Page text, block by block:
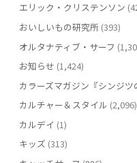
エリック・クリステンソン
おいしいもの研究所(393)
オルタナティブ・サーフ
お知らせ (1,424)
カラーズマガジン『シンジツ
カルチャー＆スタイル (2,096)
カルデイ (1)
キッズ (313)